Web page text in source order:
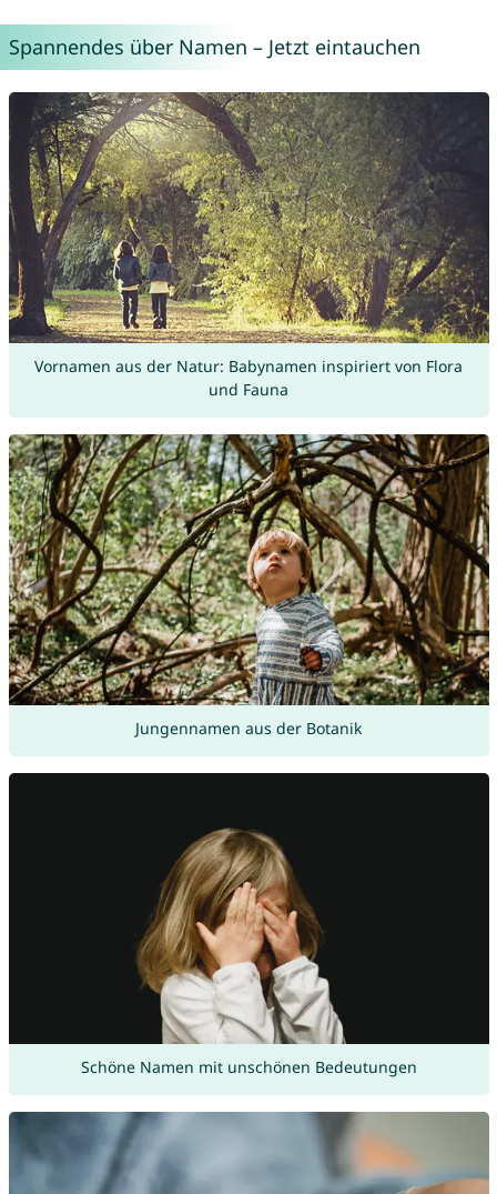
Spannendes über Namen – Jetzt eintauchen
Vornamen aus der Natur: Babynamen inspiriert von Flora
und Fauna
Jungennamen aus der Botanik
Schöne Namen mit unschönen Bedeutungen